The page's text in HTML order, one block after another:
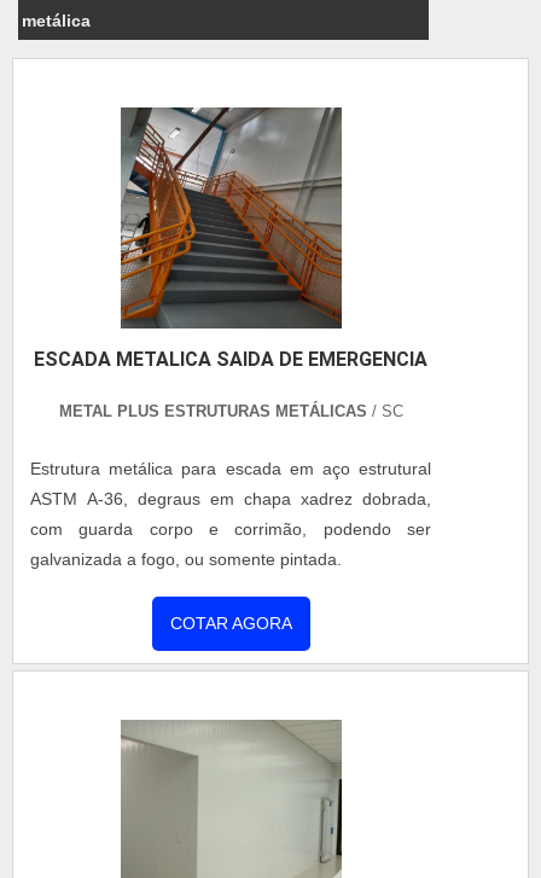
metálica
ESCADA METALICA SAIDA DE EMERGENCIA
METAL PLUS ESTRUTURAS METÁLICAS / SC
Estrutura metálica para escada em aço estrutural
ASTM A-36, degraus em chapa xadrez dobrada,
com guarda corpo e corrimão, podendo ser
galvanizada a fogo, ou somente pintada.
COTAR AGORA